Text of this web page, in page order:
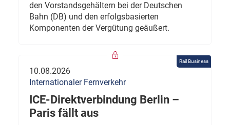
den Vorstandsgehältern bei der Deutschen
Bahn (DB) und den erfolgsbasierten
Komponenten der Vergütung geäußert.
Rail Business
10.08.2026
Internationaler Fernverkehr
ICE-Direktverbindung Berlin –
Paris fällt aus